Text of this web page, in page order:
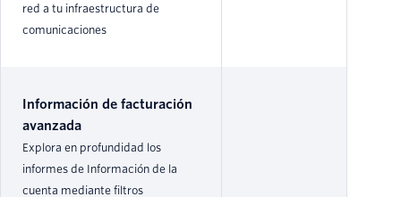
red a tu infraestructura de
comunicaciones
Información de facturación
avanzada
Explora en profundidad los
informes de Información de la
cuenta mediante filtros